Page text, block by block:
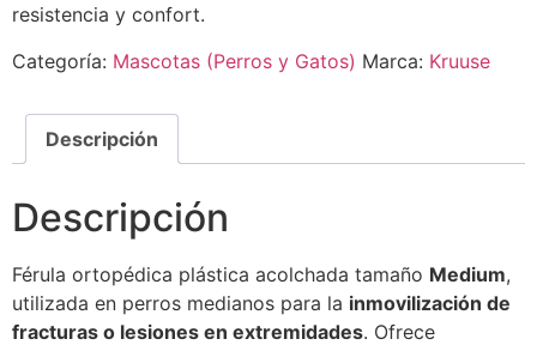
resistencia y confort.
Categoría: Mascotas (Perros y Gatos) Marca: Kruuse
Descripción
Descripción
Férula ortopédica plástica acolchada tamaño Medium,
utilizada en perros medianos para la inmovilización de
fracturas o lesiones en extremidades. Ofrece